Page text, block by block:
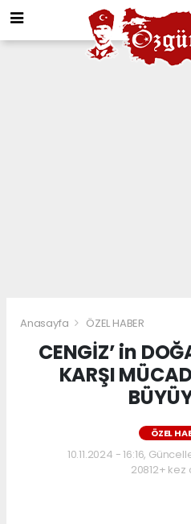
Anasayfa ÖZEL HABER
CENGİZ’ in
KARŞI
ÖZEL
10.11.2024 - 16:16,
20812+ kez